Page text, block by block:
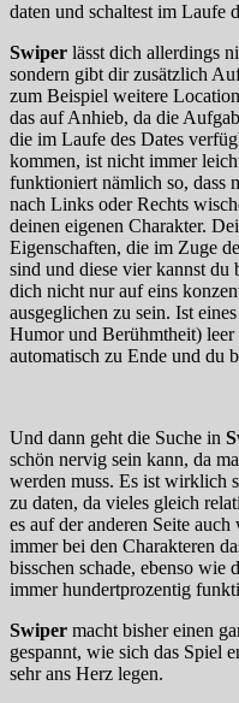
daten und schaltest im Laufe
Swiper lässt dich allerdings
sondern gibt dir zusätzlich
zum Beispiel weitere
das auf Anhieb, da die
die im Laufe des Dates
kommen, ist nicht immer
funktioniert nämlich so, dass
nach Links oder Rechts
deinen eigenen Charakter.
Eigenschaften, die im Zuge
sind und diese vier kannst du
dich nicht nur auf eins
ausgeglichen zu sein. Ist
Humor und Berühmtheit)
automatisch zu Ende und du
Und dann geht die Suche in
schön nervig sein kann, da
werden muss. Es ist wirklich
zu daten, da vieles gleich
es auf der anderen Seite
immer bei den Charakteren
bisschen schade, ebenso wie
immer hundertprozentig
Swiper macht bisher einen
gespannt, wie sich das Spiel
sehr ans Herz legen.